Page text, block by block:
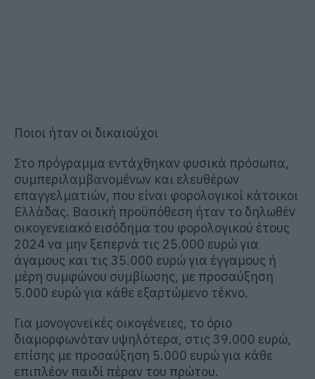
Ποιοι ήταν οι δικαιούχοι
Στο πρόγραμμα εντάχθηκαν φυσικά πρόσωπα,
συμπεριλαμβανομένων και ελευθέρων
επαγγελματιών, που είναι φορολογικοί κάτοικοι
Ελλάδας. Βασική προϋπόθεση ήταν το δηλωθέν
οικογενειακό εισόδημα του φορολογικού έτους
2024 να μην ξεπερνά τις 25.000 ευρώ για
άγαμους και τις 35.000 ευρώ για έγγαμους ή
μέρη συμφώνου συμβίωσης, με προσαύξηση
5.000 ευρώ για κάθε εξαρτώμενο τέκνο.
Για μονογονεϊκές οικογένειες, το όριο
διαμορφωνόταν υψηλότερα, στις 39.000 ευρώ,
επίσης με προσαύξηση 5.000 ευρώ για κάθε
επιπλέον παιδί πέραν του πρώτου.